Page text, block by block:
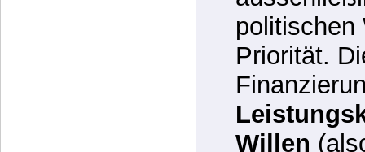
politischen
Priorität.